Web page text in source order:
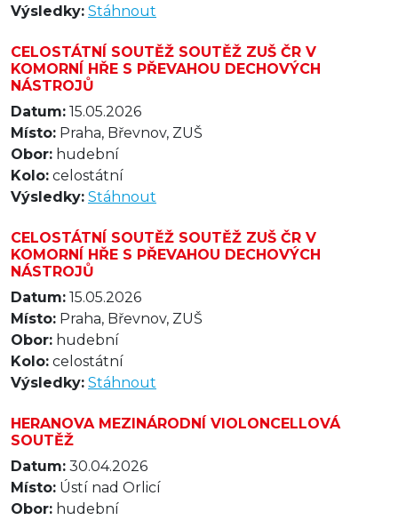
Výsledky: Stáhnout
CELOSTÁTNÍ SOUTĚŽ SOUTĚŽ ZUŠ ČR V
KOMORNÍ HŘE S PŘEVAHOU DECHOVÝCH
NÁSTROJŮ
Datum: 15.05.2026
Místo: Praha, Břevnov, ZUŠ
Obor: hudební
Kolo: celostátní
Výsledky: Stáhnout
CELOSTÁTNÍ SOUTĚŽ SOUTĚŽ ZUŠ ČR V
KOMORNÍ HŘE S PŘEVAHOU DECHOVÝCH
NÁSTROJŮ
Datum: 15.05.2026
Místo: Praha, Břevnov, ZUŠ
Obor: hudební
Kolo: celostátní
Výsledky: Stáhnout
HERANOVA MEZINÁRODNÍ VIOLONCELLOVÁ
SOUTĚŽ
Datum: 30.04.2026
Místo: Ústí nad Orlicí
Obor: hudební